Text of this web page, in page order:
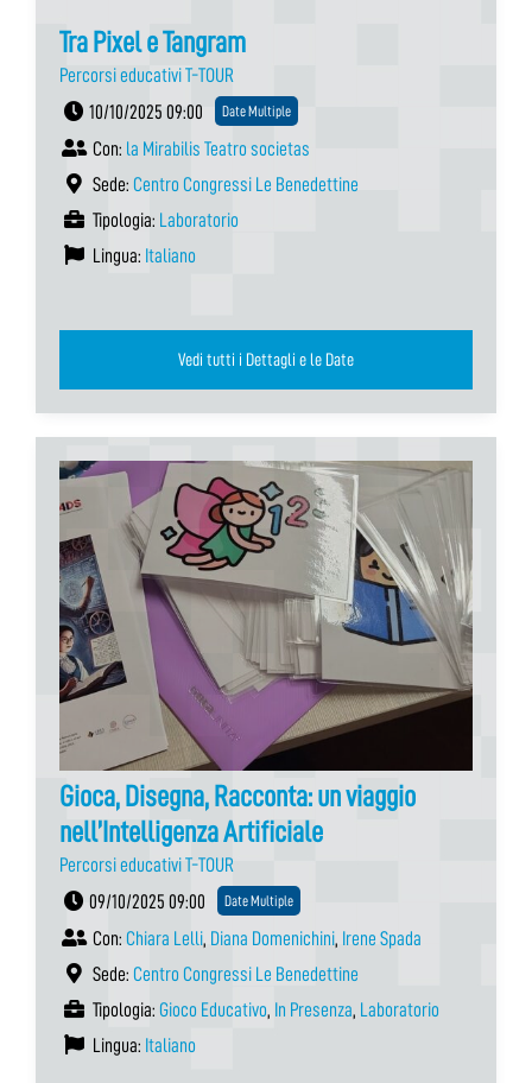
Tra Pixel e Tangram
Percorsi educativi T-TOUR
10/10/2025 09:00
Date Multiple
Con: la Mirabilis Teatro societas
Sede: Centro Congressi Le Benedettine
Tipologia: Laboratorio
Lingua: Italiano
Vedi tutti i Dettagli e le Date
Gioca, Disegna, Racconta: un viaggio
nell’Intelligenza Artificiale
Percorsi educativi T-TOUR
09/10/2025 09:00
Date Multiple
Con: Chiara Lelli, Diana Domenichini, Irene Spada
Sede: Centro Congressi Le Benedettine
Tipologia: Gioco Educativo, In Presenza, Laboratorio
Lingua: Italiano